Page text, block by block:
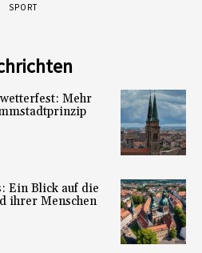
SPORT
Mehr
Ein Blick auf die
ihrer Menschen